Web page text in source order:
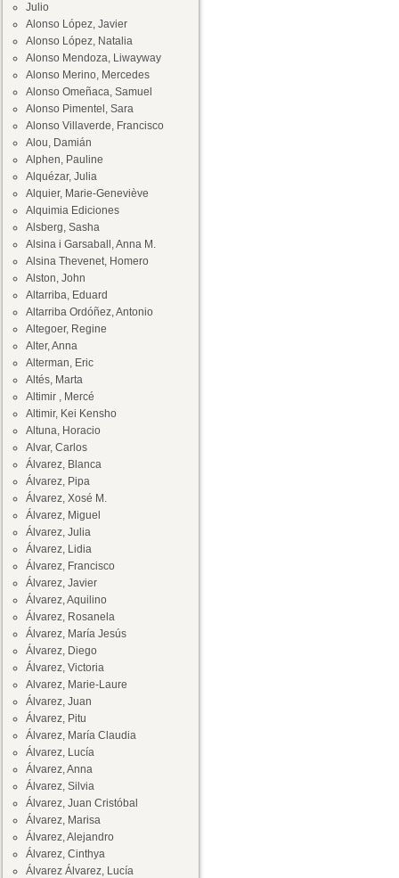
Julio
Alonso López, Javier
Alonso López, Natalia
Alonso Mendoza, Liwayway
Alonso Merino, Mercedes
Alonso Omeñaca, Samuel
Alonso Pimentel, Sara
Alonso Villaverde, Francisco
Alou, Damián
Alphen, Pauline
Alquézar, Julia
Alquier, Marie-Geneviève
Alquimia Ediciones
Alsberg, Sasha
Alsina i Garsaball, Anna M.
Alsina Thevenet, Homero
Alston, John
Altarriba, Eduard
Altarriba Ordóñez, Antonio
Altegoer, Regine
Alter, Anna
Alterman, Eric
Altés, Marta
Altimir , Mercé
Altimir, Kei Kensho
Altuna, Horacio
Alvar, Carlos
Álvarez, Blanca
Álvarez, Pipa
Álvarez, Xosé M.
Álvarez, Miguel
Álvarez, Julia
Álvarez, Lidia
Álvarez, Francisco
Álvarez, Javier
Álvarez, Aquilino
Álvarez, Rosanela
Álvarez, María Jesús
Álvarez, Diego
Álvarez, Victoria
Alvarez, Marie-Laure
Álvarez, Juan
Álvarez, Pitu
Álvarez, María Claudia
Álvarez, Lucía
Álvarez, Anna
Álvarez, Silvia
Álvarez, Juan Cristóbal
Álvarez, Marisa
Álvarez, Alejandro
Álvarez, Cinthya
Álvarez Álvarez, Lucía